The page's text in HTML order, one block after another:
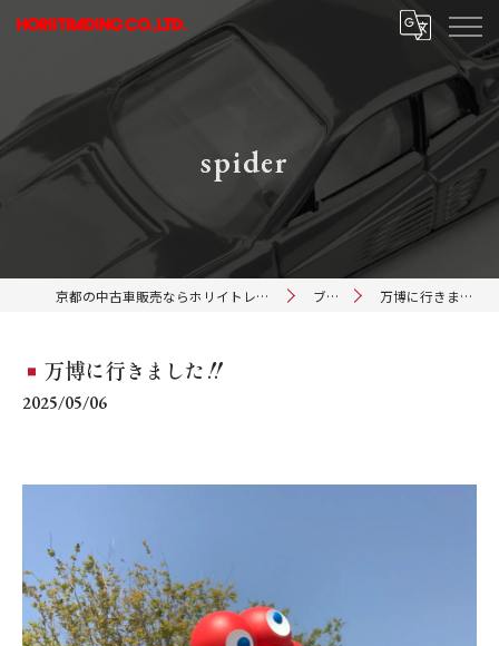
spider
京都の中古車販売ならホリイトレーディング ブログ 万博に行きました‼️
万博に行きました‼️
2025/05/06